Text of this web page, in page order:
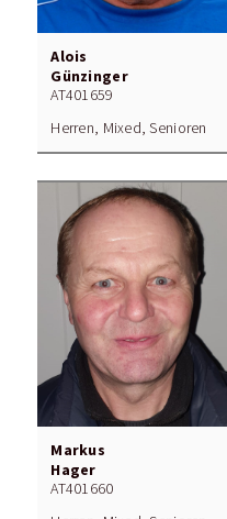
Alois
Günzinger
AT401659
Herren, Mixed, Senioren
Markus
Hager
AT401660